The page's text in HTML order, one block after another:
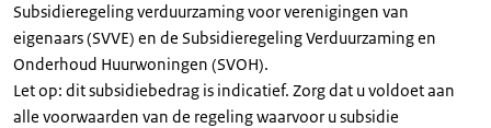
Subsidieregeling verduurzaming voor verenigingen van
eigenaars (SVVE) en de Subsidieregeling Verduurzaming en
Onderhoud Huurwoningen (SVOH).
Let op: dit subsidiebedrag is indicatief. Zorg dat u voldoet aan
alle voorwaarden van de regeling waarvoor u subsidie